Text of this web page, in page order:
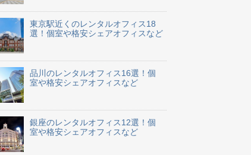
東京駅近くのレンタルオフィス18
選！個室や格安シェアオフィスなど
品川のレンタルオフィス16選！個
室や格安シェアオフィスなど
銀座のレンタルオフィス12選！個
室や格安シェアオフィスなど